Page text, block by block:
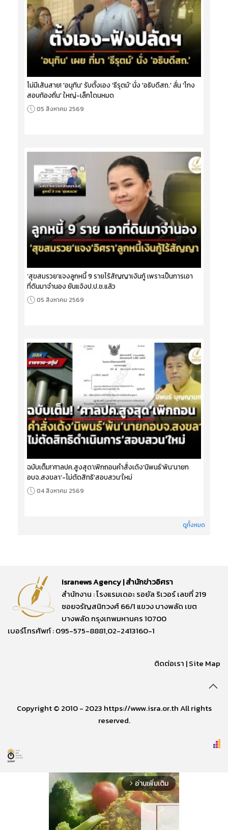
ไม่มีเส้นสาย! 'อนุทิน' รับตั้งเอง 'ธีรุตม์' นั่ง 'อธิบดีสถ.' ลั่น 'โกง
สอบท้องถิ่น' ใหญ่-เล็กโดนหมด
05 สิงหาคม 2569
‘สุขสมรวย’แจงลูกหนี้ 9 รายไร้สัญญาเงินกู้ เพราะเป็นการเอา
ที่ดินมาจำนอง ยันแจ้งป.ป.ช.แล้ว
05 สิงหาคม 2569
ฉบับเต็ม!‘ศาลปค.สูงสุด’เพิกถอนคำสั่งเด้ง‘นิพนธ์’พ้น‘นายก
อบจ.สงขลา’-ไม่ตัดสิทธิ‘สอบสวน’ใหม่
04 สิงหาคม 2569
ดูทั้งหมด
Isranews Agency | สำนักข่าวอิศรา
สำนักงาน : โรงแรมเดอะ รอยัล ริเวอร์ เลขที่ 219
ซอยจรัญสนิทวงศ์ 66/1 แขวง บางพลัด เขต
บางพลัด กรุงเทพมหานคร 10700
เบอร์โทรศัพท์ : 095-575-8881,02-2413160-1
ติดต่อเรา |Site Map
Copyright © 2010 - 2023 https://www.isra.or.th All rights
reserved.
arrow_forward_ios อ่านเพิ่มเติม